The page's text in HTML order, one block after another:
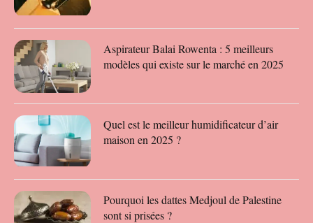
Aspirateur Balai Rowenta : 5 meilleurs
modèles qui existe sur le marché en 2025
Quel est le meilleur humidificateur d’air
maison en 2025 ?
Pourquoi les dattes Medjoul de Palestine
sont si prisées ?